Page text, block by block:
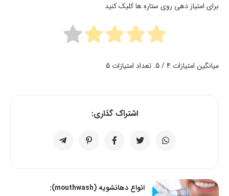
برای امتیاز دهی روی ستاره ها کلیک کنید
میانگین امتیازات 4/ 5. تعداد امتیازات 5
اشتراک گذاری:
انواع دهانشویه (mouthwash):